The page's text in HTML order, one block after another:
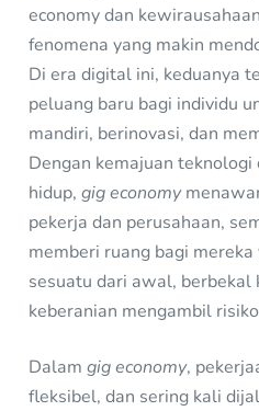
economy dan
fenomena yang makin
Di era digital ini, keduanya
peluang baru bagi individu
mandiri, berinovasi, dan
Dengan kemajuan teknologi
hidup,gig economy
pekerja dan perusahaan,
memberi ruang bagi
sesuatu dari awal, berbekal
keberanian mengambil
Dalamgig economy,
fleksibel, dan sering kali